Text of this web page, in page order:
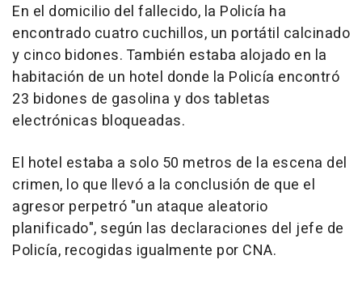
En el domicilio del fallecido, la Policía ha
encontrado cuatro cuchillos, un portátil calcinado
y cinco bidones. También estaba alojado en la
habitación de un hotel donde la Policía encontró
23 bidones de gasolina y dos tabletas
electrónicas bloqueadas.
El hotel estaba a solo 50 metros de la escena del
crimen, lo que llevó a la conclusión de que el
agresor perpetró "un ataque aleatorio
planificado", según las declaraciones del jefe de
Policía, recogidas igualmente por CNA.